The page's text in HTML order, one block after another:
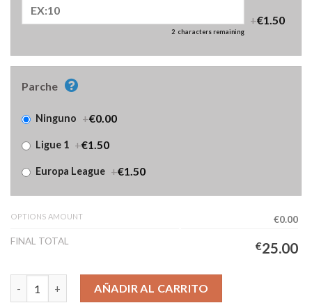
2 characters remaining
+€1.50
Parche
Ninguno +€0.00
Ligue 1 +€1.50
Europa League +€1.50
OPTIONS AMOUNT
€0.00
FINAL TOTAL
€25.00
Camiseta Marseille Portero Niños 2025/2026 Morado cantidad
AÑADIR AL CARRITO